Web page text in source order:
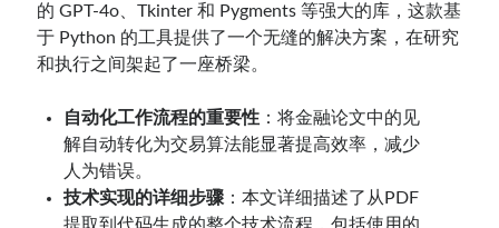
的 GPT-4o、Tkinter 和 Pygments 等强大的库，这款基
于 Python 的工具提供了一个无缝的解决方案，在研究
和执行之间架起了一座桥梁。
自动化工作流程的重要性 ：将金融论文中的见
解自动转化为交易算法能显著提高效率，减少
人为错误。
技术实现的详细步骤 ：本文详细描述了从PDF
提取到代码生成的整个技术流程，包括使用的